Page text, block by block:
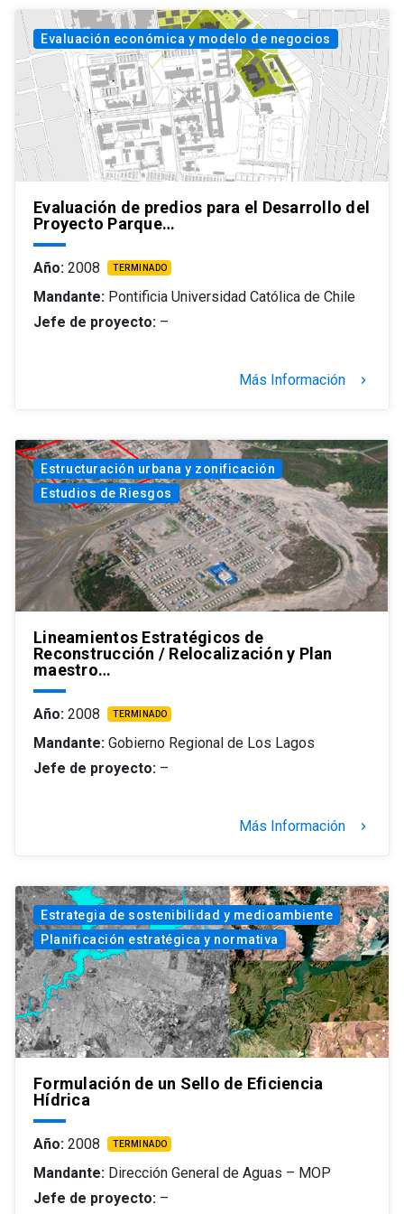
Evaluación económica y modelo de negocios
Evaluación de predios para el Desarrollo del
Proyecto Parque…
Año: 2008 TERMINADO
Mandante: Pontificia Universidad Católica de Chile
Jefe de proyecto: –
Más Información keyboard_arrow_right
Estructuración urbana y zonificación
Estudios de Riesgos
Lineamientos Estratégicos de
Reconstrucción / Relocalización y Plan
maestro…
Año: 2008 TERMINADO
Mandante: Gobierno Regional de Los Lagos
Jefe de proyecto: –
Más Información keyboard_arrow_right
Estrategia de sostenibilidad y medioambiente
Planificación estratégica y normativa
Formulación de un Sello de Eficiencia
Hídrica
Año: 2008 TERMINADO
Mandante: Dirección General de Aguas – MOP
Jefe de proyecto: –